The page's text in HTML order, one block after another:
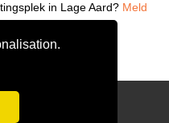
in Lage Aard? Meld